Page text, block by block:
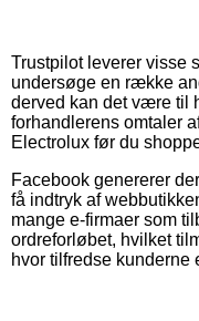
Trustpilot leverer visse
undersøge en række
derved kan det være til
forhandlerens omtaler
Electrolux før du
Facebook genererer
få indtryk af
mange e-firmaer som
ordreforløbet, hvilket
hvor tilfredse kunderne